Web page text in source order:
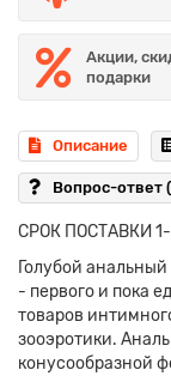
Акции,
подарки
Описание
Вопрос-ответ
СРОК ПОСТАВКИ
Голубой
- первого и пока
товаров
зооэротики.
конусообразной